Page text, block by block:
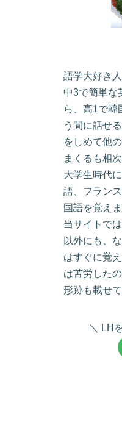
語学大好き人
中3で簡単な
ら、高1で韓
う間に話せ
をしめて他
まくるも相
大学生時代
語、フラン
国語を覚えま
当サイトで
以外にも、
はすぐに覚
は苦労した
形跡も載せて
LH